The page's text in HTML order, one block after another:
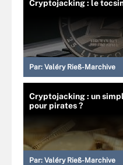
Cryptojacking : le
Par: Valéry Rieß-Marchive
Cryptojacking : un
pour pirates ?
Par: Valéry Rieß-Marchive